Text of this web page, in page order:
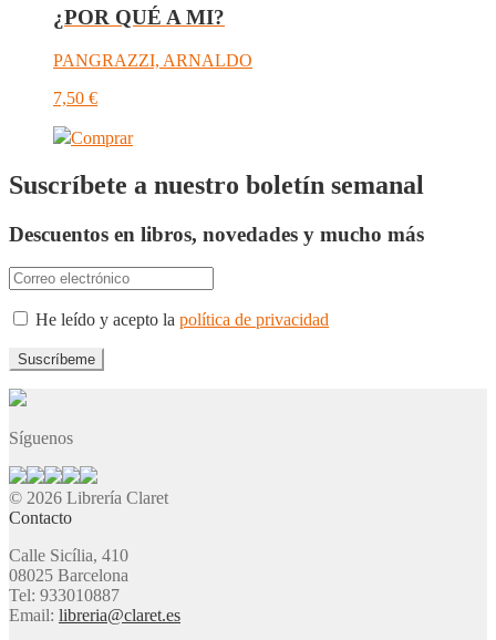
¿POR QUÉ A MI?
PANGRAZZI, ARNALDO
7,50 €
Comprar
Suscríbete a nuestro boletín semanal
Descuentos en libros, novedades y mucho más
He leído y acepto la política de privacidad
Síguenos
© 2026 Librería Claret
Contacto
Calle Sicília, 410
08025 Barcelona
Tel: 933010887
Email: libreria@claret.es